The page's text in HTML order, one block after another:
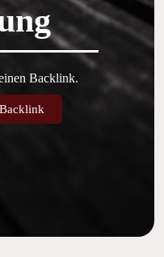
Backlink.